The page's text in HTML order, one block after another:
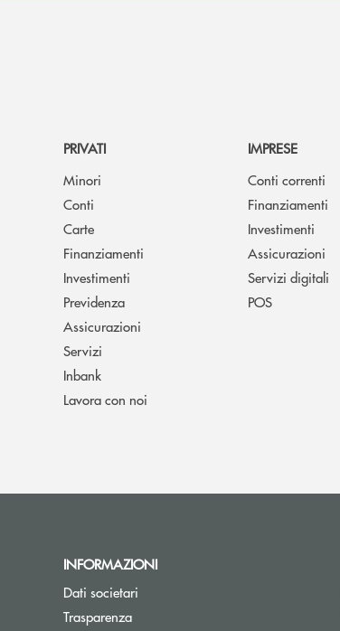
PRIVATI
Minori
Conti
Carte
Finanziamenti
Investimenti
Previdenza
Assicurazioni
Servizi
Inbank
Lavora con noi
IMPRESE
Conti correnti
Finanziamenti
Investimenti
Assicurazioni
Servizi digitali
POS
INFORMAZIONI
Dati societari
Trasparenza